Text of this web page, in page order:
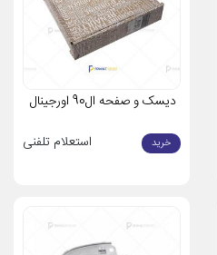
دیسک و صفحه ال90 اورجینال
خرید استعلام تلفنی